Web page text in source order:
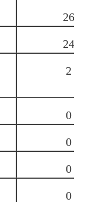
26
24
2
0
0
0
0